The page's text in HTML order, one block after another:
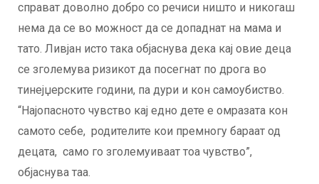
справат доволно добро со речиси ништо и никогаш
нема да се во можност да се допаднат на мама и
тато. Ливјан исто така објаснува дека кај овие деца
се зголемува ризикот да посегнат по дрога во
тинејџерските години, па дури и кон самоубиство.
“Најопасното чувство кај едно дете е омразата кон
самото себе, родителите кои премногу бараат од
децата, само го зголемуиваат тоа чувство”,
објаснува таа.